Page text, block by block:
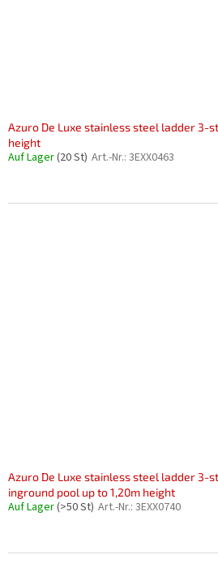
Azuro De Luxe stainless steel ladder 3-
height
Auf Lager(20 St) Art.-Nr.: 3EXX0463
Azuro De Luxe stainless steel ladder 3-
inground pool up to 1,20m height
Auf Lager(>50 St) Art.-Nr.: 3EXX0740